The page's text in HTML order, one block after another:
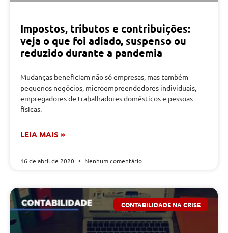
Impostos, tributos e contribuições:
veja o que foi adiado, suspenso ou
reduzido durante a pandemia
Mudanças beneficiam não só empresas, mas também
pequenos negócios, microempreendedores individuais,
empregadores de trabalhadores domésticos e pessoas
físicas.
LEIA MAIS »
16 de abril de 2020 Nenhum comentário
CONTABILIDADE NA CRISE